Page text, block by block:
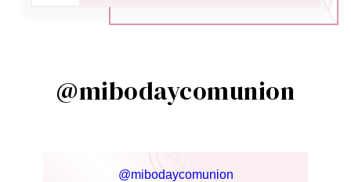
@mibodaycomunion
@mibodaycomunion